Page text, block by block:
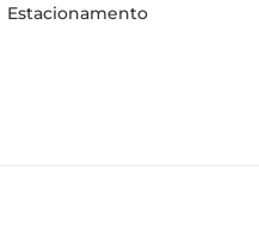
Estacionamento